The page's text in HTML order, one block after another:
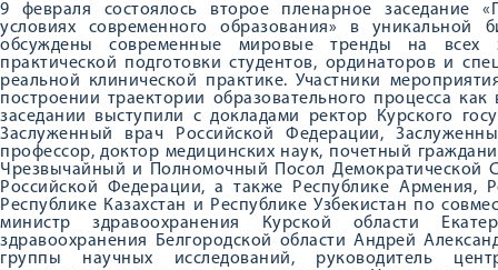
9 февраля состоялось второе пленарное заседание
условиях современного образования» в уникальной
обсуждены современные мировые тренды на всех
практической подготовки студентов, ординаторов и
реальной клинической практике. Участники
построении траектории образовательного процесса
заседании выступили с докладами ректор Курского
Заслуженный врач Российской Федерации,
профессор, доктор медицинских наук, почетный
Чрезвычайный и Полномочный Посол Демократической
Российской Федерации, а также Республике Армения,
Республике Казахстан и Республике Узбекистан по
министр здравоохранения Курской области
здравоохранения Белгородской области Андрей
группы научных исследований, руководитель